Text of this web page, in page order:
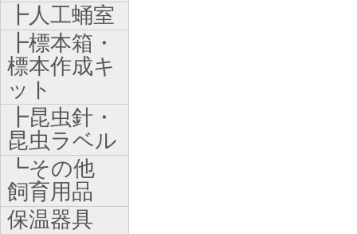
┣人工蛹室
┣標本箱・
標本作成キ
ット
┣昆虫針・
昆虫ラベル
┗その他
飼育用品
保温器具